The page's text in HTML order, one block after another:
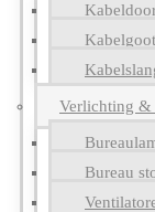
Verlichting &
Bureau